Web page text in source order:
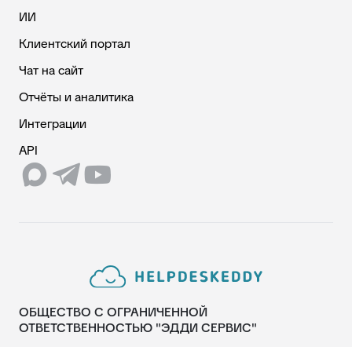
ИИ
Клиентский портал
Чат на сайт
Отчёты и аналитика
Интеграции
API
ОБЩЕСТВО С ОГРАНИЧЕННОЙ
ОТВЕТСТВЕННОСТЬЮ "ЭДДИ СЕРВИС"